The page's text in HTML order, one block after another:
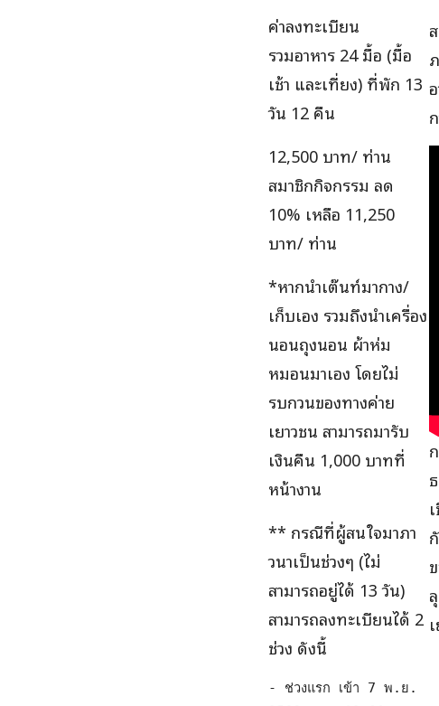
ค่าลงทะเบียน
รวมอาหาร 24 มื้อ (มื้อ
เช้า และเที่ยง) ที่พัก 13
วัน 12 คืน
12,500 บาท/ ท่าน
สมาชิกกิจกรรม ลด
10% เหลือ 11,250
บาท/ ท่าน
*หากนำเต๊นท์มากาง/
เก็บเอง​ รวมถึงนำเครื่อง
นอน​ถุงนอน​ ผ้าห่ม​
หมอนมาเอง​ โดยไม่
รบกวนของทางค่าย
เยาวชน​ สามารถมารับ
เงินคืน 1,000 บาทที่
หน้างาน
** กรณีที่ผู้สนใจมาภา
วนาเป็นช่วงๆ (ไม่
สามารถอยู่ได้ 13 วัน)
สามารถลงทะเบียนได้ 2
ช่วง ดังนี้
- ช่วงแรก เข้า 7 พ.ย.